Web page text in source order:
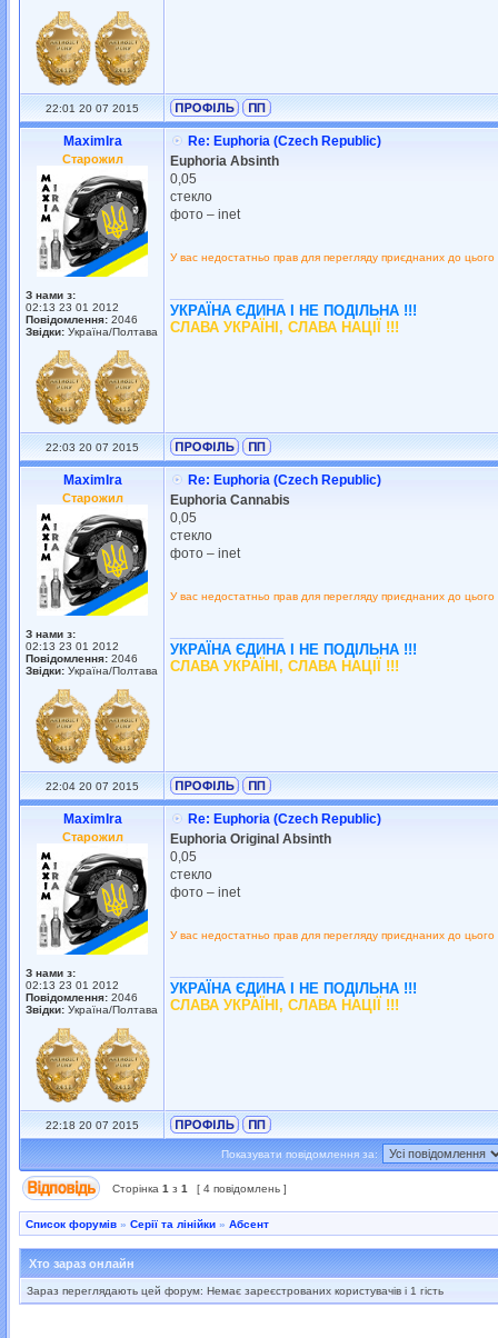
22:01 20 07 2015
MaximIra
Старожил
З нами з:
02:13 23 01 2012
Повідомлення: 2046
Звідки: Україна/Полтава
Re: Euphoria (Czech Republic)
Euphoria Absinth
0,05
стекло
фото – inet
У вас недостатньо прав для перегляду приєднаних до цього
УКРАЇНА ЄДИНА І НЕ ПОДІЛЬНА !!!
СЛАВА УКРАЇНІ, СЛАВА НАЦІЇ !!!
22:03 20 07 2015
MaximIra
Старожил
З нами з:
02:13 23 01 2012
Повідомлення: 2046
Звідки: Україна/Полтава
Re: Euphoria (Czech Republic)
Euphoria Cannabis
0,05
стекло
фото – inet
У вас недостатньо прав для перегляду приєднаних до цього
УКРАЇНА ЄДИНА І НЕ ПОДІЛЬНА !!!
СЛАВА УКРАЇНІ, СЛАВА НАЦІЇ !!!
22:04 20 07 2015
MaximIra
Старожил
З нами з:
02:13 23 01 2012
Повідомлення: 2046
Звідки: Україна/Полтава
Re: Euphoria (Czech Republic)
Euphoria Original Absinth
0,05
стекло
фото – inet
У вас недостатньо прав для перегляду приєднаних до цього
УКРАЇНА ЄДИНА І НЕ ПОДІЛЬНА !!!
СЛАВА УКРАЇНІ, СЛАВА НАЦІЇ !!!
22:18 20 07 2015
Показувати повідомлення за:
Сторінка 1 з 1 [ 4 повідомлень ]
Список форумів » Серії та лінійки » Абсент
Хто зараз онлайн
Зараз переглядають цей форум: Немає зареєстрованих користувачів і 1 гість